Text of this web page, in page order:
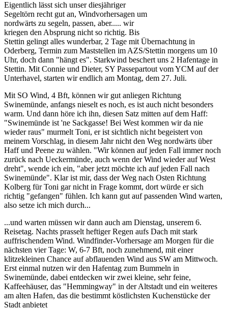
Eigentlich lässt sich unser diesjähriger
Segeltörn recht gut an, Windvorhersagen um
nordwärts zu segeln, passen, aber..... wir
kriegen den Absprung nicht so richtig. Bis
Stettin gelingt alles wunderbar, 2 Tage mit Übernachtung in
Oderberg, Termin zum Maststellen im AZS/Stettin morgens um 10
Uhr, doch dann "hängt es". Starkwind beschert uns 2 Hafentage in
Stettin. Mit Connie und Dieter, SY Passepartout vom YCM auf der
Unterhavel, starten wir endlich am Montag, dem 27. Juli.
Mit SO Wind, 4 Bft, können wir gut anliegen Richtung
Swinemünde, anfangs nieselt es noch, es ist auch nicht besonders
warm. Und dann höre ich ihn, diesen Satz mitten auf dem Haff:
"Swinemünde ist 'ne Sackgasse! Bei West kommen wir da nie
wieder raus" murmelt Toni, er ist sichtlich nicht begeistert von
meinem Vorschlag, in diesem Jahr nicht den Weg nordwärts über
Haff und Peene zu wählen. "Wir können auf jeden Fall immer noch
zurück nach Ueckermünde, auch wenn der Wind wieder auf West
dreht", wende ich ein, "aber jetzt möchte ich auf jeden Fall nach
Swinemünde". Klar ist mir, dass der Weg nach Osten Richtung
Kolberg für Toni gar nicht in Frage kommt, dort würde er sich
richtig "gefangen" fühlen. Ich kann gut auf passenden Wind warten,
also setze ich mich durch...
...und warten müssen wir dann auch am Dienstag, unserem 6.
Reisetag. Nachts prasselt heftiger Regen aufs Dach mit stark
auffrischendem Wind. Windfinder-Vorhersage am Morgen für die
nächsten vier Tage: W, 6-7 Bft, noch zunehmend, mit einer
klitzekleinen Chance auf abflauenden Wind aus SW am Mittwoch.
Erst einmal nutzen wir den Hafentag zum Bummeln in
Swinemünde, dabei entdecken wir zwei kleine, sehr feine,
Kaffeehäuser, das "Hemmingway" in der Altstadt und ein weiteres
am alten Hafen, das die bestimmt köstlichsten Kuchenstücke der
Stadt anbietet